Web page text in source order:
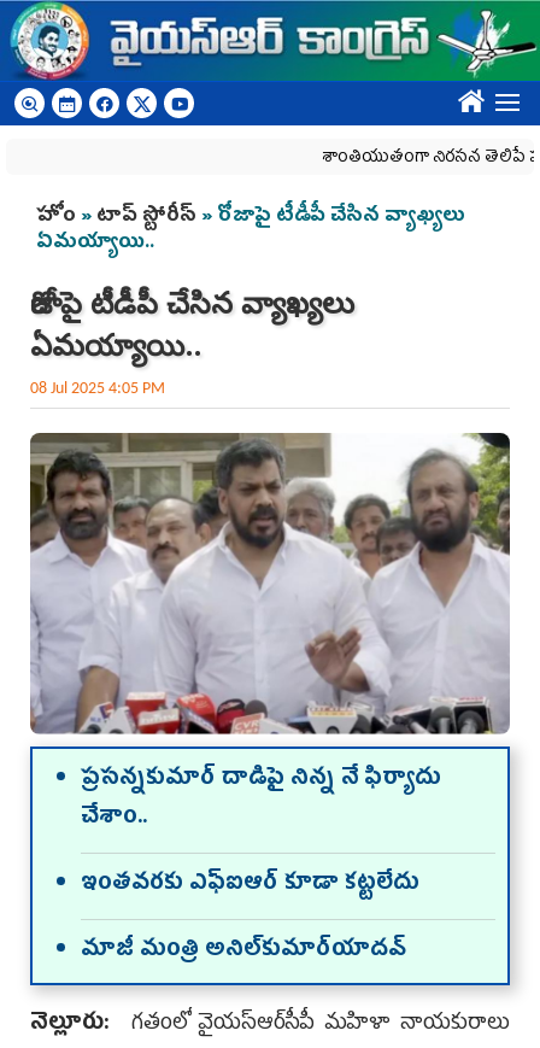
Skip to main content
????
శాంతియుతంగా నిరసన తెలిపే
You are here
హోం »టాప్ స్టోరీస్ » రోజాపై టీడీపీ చేసిన వ్యాఖ్యలు
ఏమ‌య్యాయి..
రోజాపై టీడీపీ చేసిన వ్యాఖ్యలు
ఏమ‌య్యాయి..
08 Jul 2025 4:05 PM
ప్ర‌స‌న్న‌కుమార్ దాడిపై నిన్న నే ఫిర్యాదు
చేశాం..
ఇంత‌వ‌ర‌కు ఎఫ్‌ఐఆర్‌ కూడా కట్టలేదు
మాజీ మంత్రి అనిల్‌కుమార్‌యాద‌వ్
నెల్లూరు: గ‌తంలో వైయ‌స్ఆర్‌సీపీ మ‌హిళా నాయ‌కురాలు